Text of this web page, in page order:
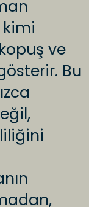
ve
Bu